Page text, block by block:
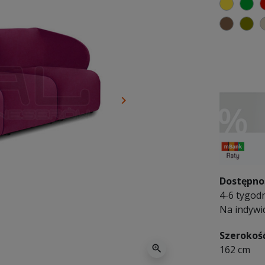
Następny
keyboard_arrow_right
zoom_in
żółty
brązowy
4-6
Na
162 cm